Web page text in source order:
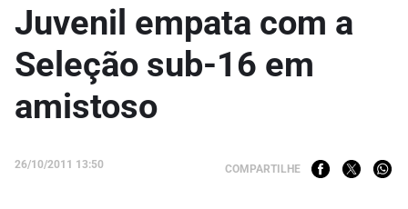
Juvenil empata com a
Seleção sub-16 em
amistoso
26/10/2011 13:50 COMPARTILHE